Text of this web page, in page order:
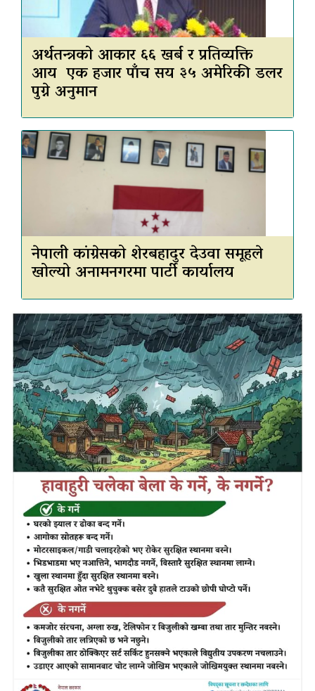
अर्थतन्त्रको आकार ६६ खर्ब र प्रतिव्यक्ति
आय एक हजार पाँच सय ३५ अमेरिकी डलर
पुग्ने अनुमान
नेपाली कांग्रेसको शेरबहादुर देउवा समूहले
खोल्यो अनामनगरमा पार्टी कार्यालय